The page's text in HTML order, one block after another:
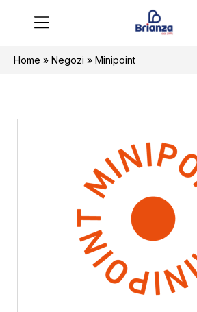
Home » Negozi » Minipoint